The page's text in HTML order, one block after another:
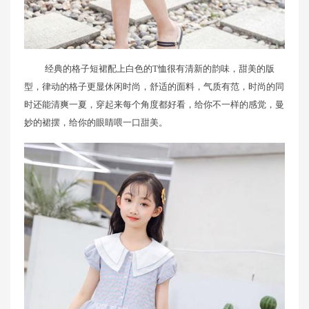
经典的格子短裙配上白色的T恤很有清新的韵味，甜美的版
型，律动的格子更显休闲时尚，舒适的面料，气质有范，时尚的同
时还能清爽一夏，穿起来每个角度都好看，给你不一样的感觉，曼
妙的裙摆，给你的眼睛喂一口甜美。